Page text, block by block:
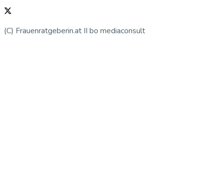
(C) Frauenratgeberin.at II bo mediaconsult